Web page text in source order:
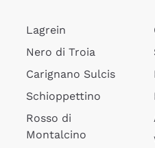
Lagrein
Nero di Troia
Carignano Sulcis
Schioppettino
Rosso di
Montalcino